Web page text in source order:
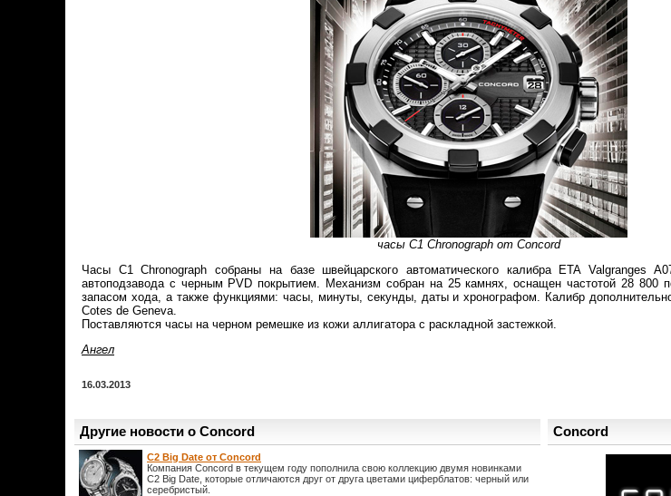
часы C1 Chronograph от Concord
Часы C1 Chronograph собраны на базе швейцарского автоматического калибра ETA Valgranges
автоподзавода с черным PVD покрытием. Механизм собран на 25 камнях, оснащен частотой 28 800
запасом хода, а также функциями: часы, минуты, секунды, даты и хронографом. Калибр
Cotes de Geneva.
Поставляются часы на черном ремешке из кожи аллигатора с раскладной застежкой.
Ангел
16.03.2013
Другие новости о Concord
C2 Big Date от Concord
Компания Concord в текущем году пополнила свою коллекцию двумя новинками
C2 Big Date, которые отличаются друг от друга цветами циферблатов: черный или
серебристый.
Concord